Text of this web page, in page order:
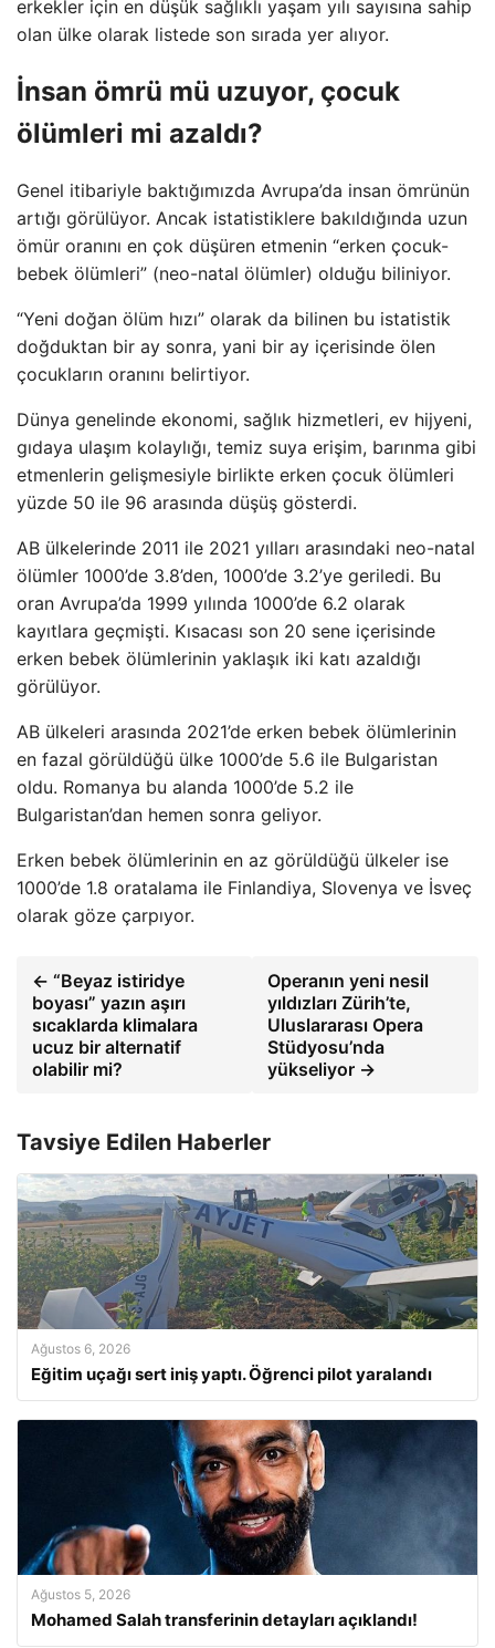
erkekler için en düşük sağlıklı yaşam yılı sayısına sahip
olan ülke olarak listede son sırada yer alıyor.
İnsan ömrü mü uzuyor, çocuk
ölümleri mi azaldı?
Genel itibariyle baktığımızda Avrupa’da insan ömrünün
artığı görülüyor. Ancak istatistiklere bakıldığında uzun
ömür oranını en çok düşüren etmenin “erken çocuk-
bebek ölümleri” (neo-natal ölümler) olduğu biliniyor.
“Yeni doğan ölüm hızı” olarak da bilinen bu istatistik
doğduktan bir ay sonra, yani bir ay içerisinde ölen
çocukların oranını belirtiyor.
Dünya genelinde ekonomi, sağlık hizmetleri, ev hijyeni,
gıdaya ulaşım kolaylığı, temiz suya erişim, barınma gibi
etmenlerin gelişmesiyle birlikte erken çocuk ölümleri
yüzde 50 ile 96 arasında düşüş gösterdi.
AB ülkelerinde 2011 ile 2021 yılları arasındaki neo-natal
ölümler 1000’de 3.8’den, 1000’de 3.2’ye geriledi. Bu
oran Avrupa’da 1999 yılında 1000’de 6.2 olarak
kayıtlara geçmişti. Kısacası son 20 sene içerisinde
erken bebek ölümlerinin yaklaşık iki katı azaldığı
görülüyor.
AB ülkeleri arasında 2021’de erken bebek ölümlerinin
en fazal görüldüğü ülke 1000’de 5.6 ile Bulgaristan
oldu. Romanya bu alanda 1000’de 5.2 ile
Bulgaristan’dan hemen sonra geliyor.
Erken bebek ölümlerinin en az görüldüğü ülkeler ise
1000’de 1.8 oratalama ile Finlandiya, Slovenya ve İsveç
olarak göze çarpıyor.
← “Beyaz istiridye
boyası” yazın aşırı
sıcaklarda klimalara
ucuz bir alternatif
olabilir mi?
Operanın yeni nesil
yıldızları Zürih’te,
Uluslararası Opera
Stüdyosu’nda
yükseliyor →
Tavsiye Edilen Haberler
Ağustos 6, 2026
Eğitim uçağı sert iniş yaptı. Öğrenci pilot yaralandı
Ağustos 5, 2026
Mohamed Salah transferinin detayları açıklandı!